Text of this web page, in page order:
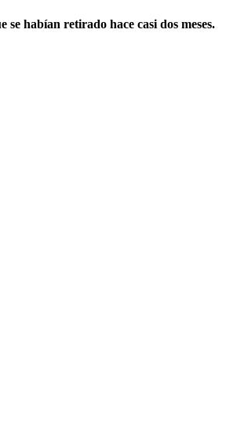
habían retirado hace casi dos meses.